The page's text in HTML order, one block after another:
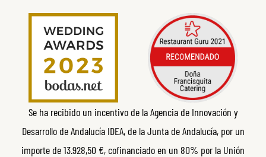
Se ha recibido un incentivo de la Agencia de Innovación y
Desarrollo de Andalucía IDEA, de la Junta de Andalucía, por un
importe de 13.928,50 €, cofinanciado en un 80% por la Unión